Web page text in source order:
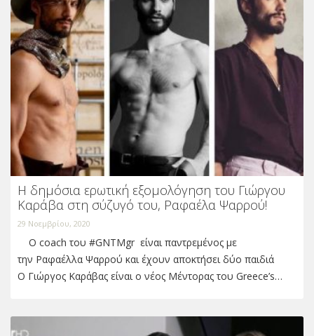
Η δημόσια ερωτική εξομολόγηση του Γιώργου
Καράβα στη σύζυγό του, Ραφαέλα Ψαρρού!
29 Νοεμβρίου, 2020
Ο coach του #GNTMgr είναι παντρεμένος με
την Ραφαέλλα Ψαρρού και έχουν αποκτήσει δύο παιδιά
Ο Γιώργος Καράβας είναι ο νέος Μέντορας του Greece’s…